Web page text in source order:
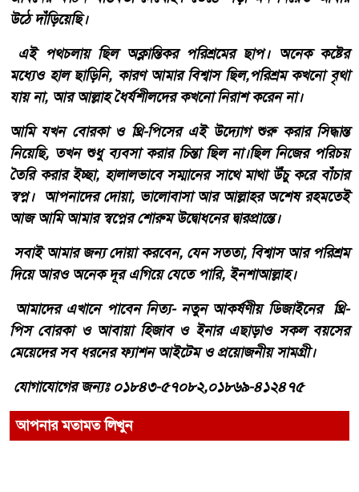
উঠে দাঁড়িয়েছি।
এই পথচলায় ছিল অক্লান্তিকর পরিশ্রমের ছাপ। অনেক কষ্টের
মধ্যেও হাল ছাড়িনি, কারণ আমার বিশ্বাস ছিল,পরিশ্রম কখনো বৃথা
যায় না, আর আল্লাহ ধৈর্যশীলদের কখনো নিরাশ করেন না।
আমি যখন বোরকা ও থ্রি-পিসের এই উদ্যোগ শুরু করার সিদ্ধান্ত
নিয়েছি, তখন শুধু ব্যবসা করার চিন্তা ছিল না।ছিল নিজের পরিচয়
তৈরি করার ইচ্ছা, হালালভাবে সম্মানের সাথে মাথা উঁচু করে বাঁচার
স্বপ্ন। আপনাদের দোয়া, ভালোবাসা আর আল্লাহর অশেষ রহমতেই
আজ আমি আমার স্বপ্নের শোরুম উদ্বোধনের দ্বারপ্রান্তে।
সবাই আমার জন্য দোয়া করবেন, যেন সততা, বিশ্বাস আর পরিশ্রম
দিয়ে আরও অনেক দূর এগিয়ে যেতে পারি, ইনশাআল্লাহ।
আমাদের এখানে পাবেন নিত্য- নতুন আকর্ষণীয় ডিজাইনের থ্রি-
পিস বোরকা ও আবায়া হিজাব ও ইনার এছাড়াও সকল বয়সের
মেয়েদের সব ধরনের ফ্যাশন আইটেম ও প্রয়োজনীয় সামগ্রী।
যোগাযোগের জন্যঃ ০১৮৪৩-৫৭০৮২,০১৮৬৯-৪১২৪৭৫
আপনার মতামত লিখুন